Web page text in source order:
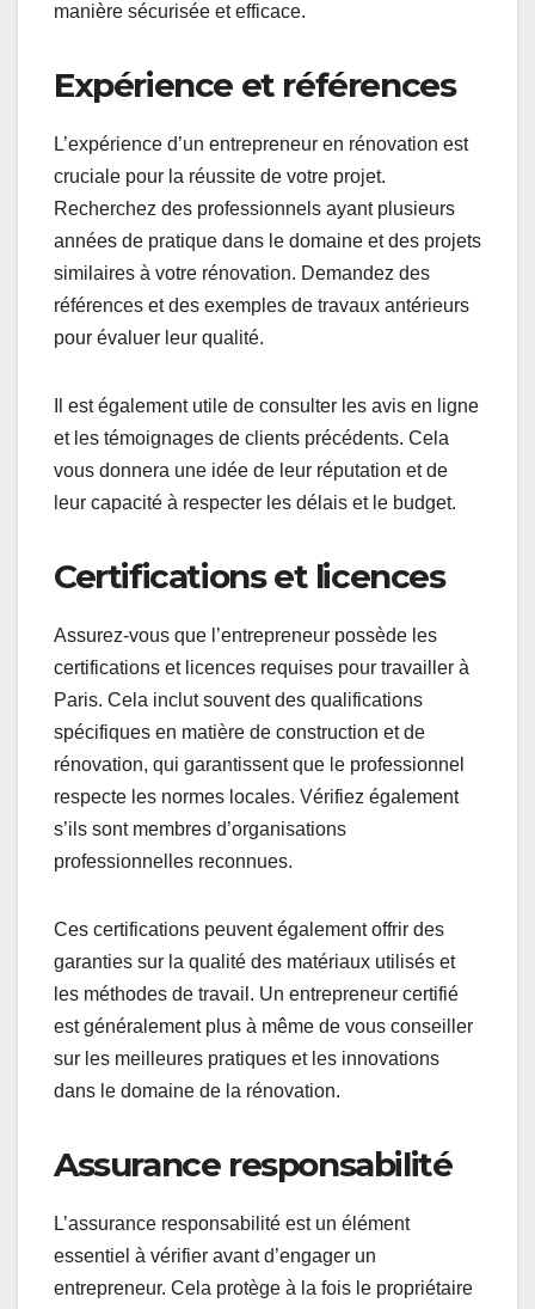
manière sécurisée et efficace.
Expérience et références
L’expérience d’un entrepreneur en rénovation est
cruciale pour la réussite de votre projet.
Recherchez des professionnels ayant plusieurs
années de pratique dans le domaine et des projets
similaires à votre rénovation. Demandez des
références et des exemples de travaux antérieurs
pour évaluer leur qualité.
Il est également utile de consulter les avis en ligne
et les témoignages de clients précédents. Cela
vous donnera une idée de leur réputation et de
leur capacité à respecter les délais et le budget.
Certifications et licences
Assurez-vous que l’entrepreneur possède les
certifications et licences requises pour travailler à
Paris. Cela inclut souvent des qualifications
spécifiques en matière de construction et de
rénovation, qui garantissent que le professionnel
respecte les normes locales. Vérifiez également
s’ils sont membres d’organisations
professionnelles reconnues.
Ces certifications peuvent également offrir des
garanties sur la qualité des matériaux utilisés et
les méthodes de travail. Un entrepreneur certifié
est généralement plus à même de vous conseiller
sur les meilleures pratiques et les innovations
dans le domaine de la rénovation.
Assurance responsabilité
L’assurance responsabilité est un élément
essentiel à vérifier avant d’engager un
entrepreneur. Cela protège à la fois le propriétaire